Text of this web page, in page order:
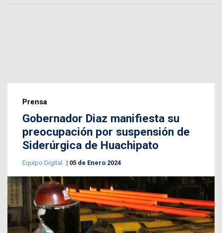
Prensa
Gobernador Diaz manifiesta su
preocupación por suspensión de
Siderúrgica de Huachipato
Equipo Digital 05 de Enero 2024